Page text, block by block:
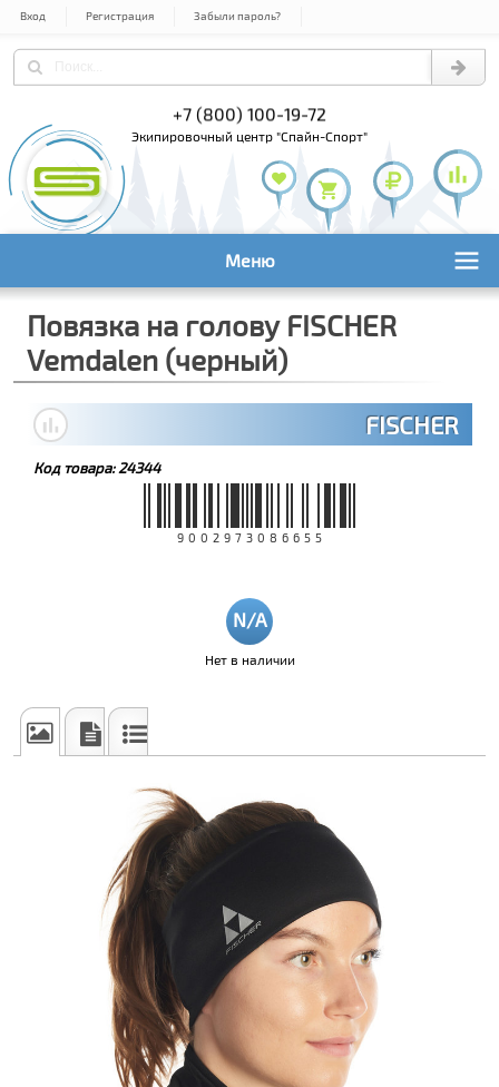
Вход Регистрация Забыли пароль?
+7 (800) 100-19-72
экипировочный центр "Спайн-Спорт"
Меню
Повязка на голову FISCHER
Vemdalen (черный)
FISCHER
Код товара:24344
9002973086655
Нет в наличии